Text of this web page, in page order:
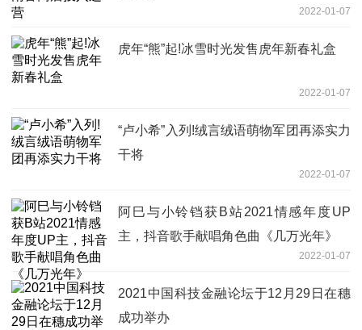
2022-01-07
虎年“熊”起!冰雪时光发售虎年新春礼盒
2022-01-07
“卢小希”入列!绒言绒语萌物军团再添实力
干将
2022-01-07
阿巳与小铃铛获B站2021情感年度UP
主，抖音歌手献唱角色曲《几万光年》
2022-01-07
2021中国科技金融论坛于12月29日在穗
成功举办